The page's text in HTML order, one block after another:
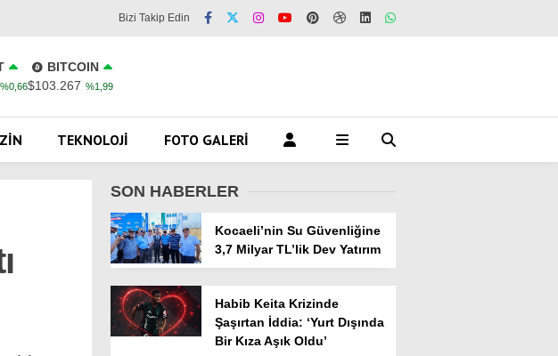
Bizi Takip Edin
%0,66
BITCOIN
$103.267 %1,99
TEKNOLOJI FOTO GALERI
SON HABERLER
Kocaeli’nin Su Güvenliğine
3,7 Milyar TL’lik Dev Yatırım
Habib Keita Krizinde
Şaşırtan İddia: ‘Yurt Dışında
Bir Kıza Aşık Oldu’